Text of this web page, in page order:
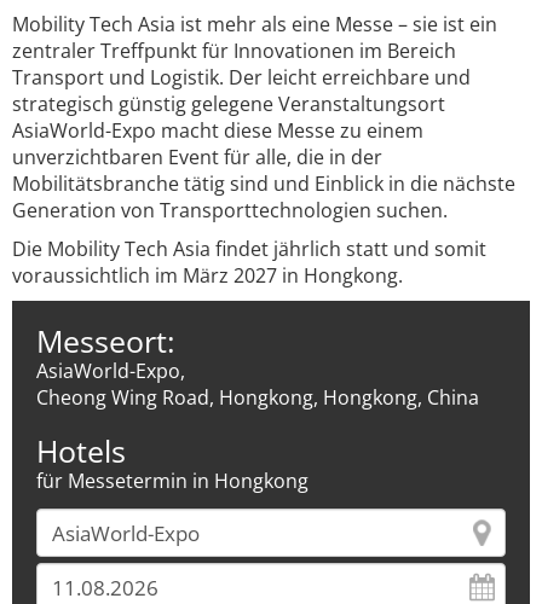
Mobility Tech Asia ist mehr als eine Messe – sie ist ein
zentraler Treffpunkt für Innovationen im Bereich
Transport und Logistik. Der leicht erreichbare und
strategisch günstig gelegene Veranstaltungsort
AsiaWorld-Expo macht diese Messe zu einem
unverzichtbaren Event für alle, die in der
Mobilitätsbranche tätig sind und Einblick in die nächste
Generation von Transporttechnologien suchen.
Die Mobility Tech Asia findet jährlich statt und somit
voraussichtlich im März 2027 in Hongkong.
Messeort:
AsiaWorld-Expo,
Cheong Wing Road, Hongkong, Hongkong, China
Hotels
für Messetermin in Hongkong